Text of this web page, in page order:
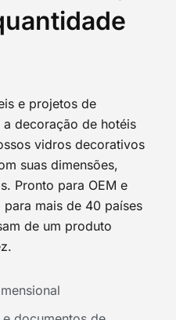
e projetos de
decoração de hotéis
vidros decorativos
suas dimensões,
Pronto para OEM e
mais de 40 países
de um produto